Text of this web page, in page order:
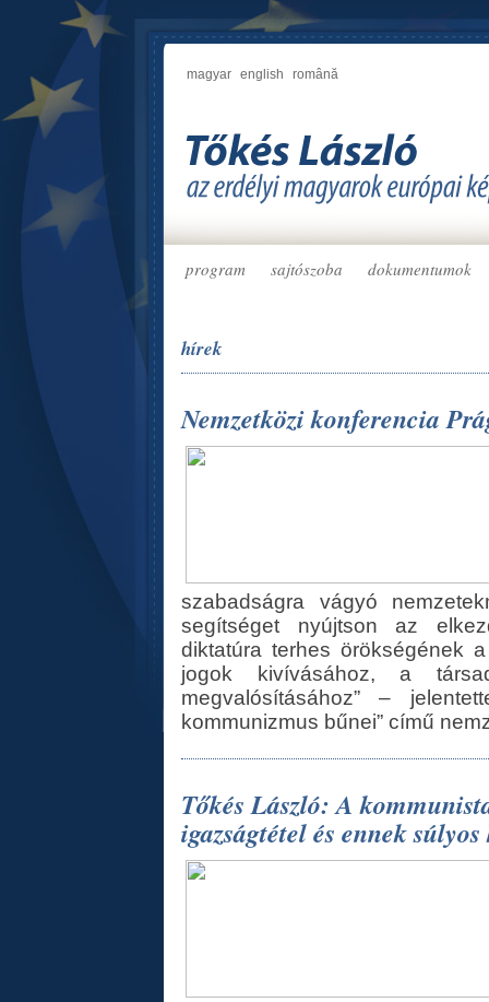
magyar english română
program sajtószoba dokumentumok
hírek
Nemzetközi konferencia
szabadságra vágyó
segítséget nyújtson az
diktatúra terhes örökségének
jogok kivívásához, a
megvalósításához” –
kommunizmus bűnei” című
Tőkés László: A
igazságtétel és ennek